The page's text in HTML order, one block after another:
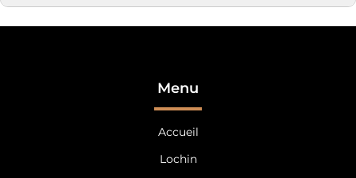
Aménagement de piscine Mayenne
Aménagement de piscine Nantes
Menu
Accueil
Lochin